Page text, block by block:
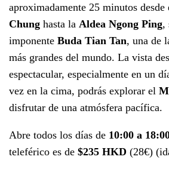
aproximadamente 25 minutos desde
Chung hasta la Aldea Ngong Ping,
imponente Buda Tian Tan, una de
más grandes del mundo. La vista
espectacular, especialmente en un
vez en la cima, podrás explorar el
disfrutar de una atmósfera pacífica.
Abre todos los días de 10:00 a
teleférico es de $235 HKD (28€)